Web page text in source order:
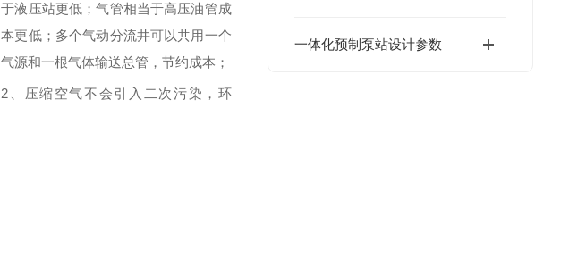
一体化预制泵站设计参数
于液压站更低；气管相当于高压油管成
本更低；多个气动分流井可以共用一个
气源和一根气体输送总管，节约成本；
2、压缩空气不会引入二次污染，环